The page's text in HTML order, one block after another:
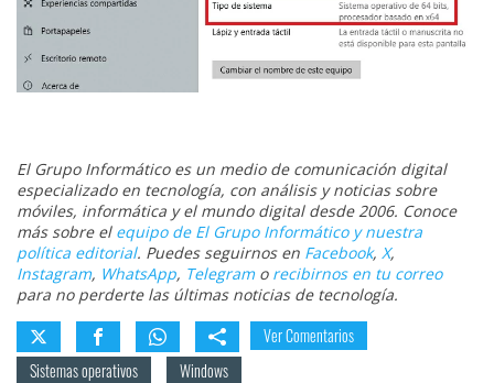
El Grupo Informático es un medio de comunicación digital
especializado en tecnología, con análisis y noticias sobre
móviles, informática y el mundo digital desde 2006. Conoce
más sobre el equipo de El Grupo Informático y nuestra
política editorial. Puedes seguirnos en Facebook, X,
Instagram, WhatsApp, Telegramo recibirnos en tu correo
para no perderte las últimas noticias de tecnología.
Ver Comentarios
Sistemas operativos
Windows